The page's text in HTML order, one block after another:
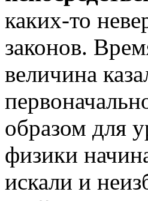
каких-то
законов.
величина
образом для
физики
искали и